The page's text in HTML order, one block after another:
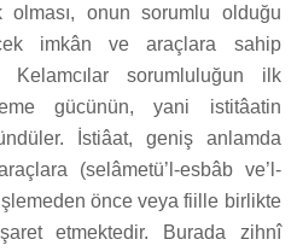
olması, onun sorumlu olduğu
imkân ve araçlara sahip
Kelamcılar sorumluluğun ilk
gücünün, yani istitâatin
İstiâat, geniş anlamda
(selâmetü’l-esbâb ve’l-
önce veya fiille birlikte
etmektedir. Burada zihnî